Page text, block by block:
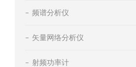
频谱分析仪
矢量网络分析仪
射频功率计